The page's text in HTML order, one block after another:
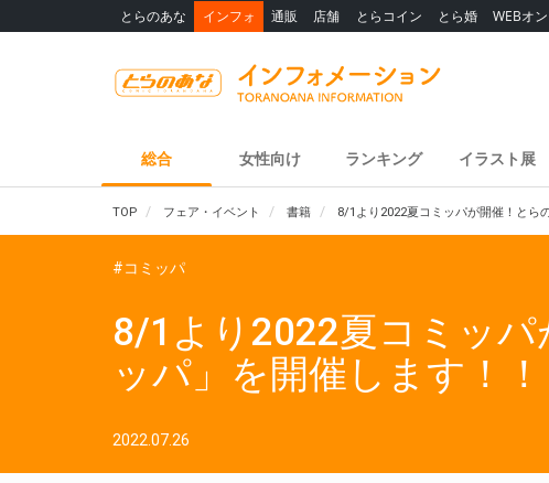
とらのあな インフォ 通販 店舗 とらコイン とら婚 WEBオ
総合 女性向け ランキング イラスト展
TOP フェア・イベント 書籍 8/1より2022夏コミッパが開催！とら
#コミッパ
8/1より2022夏コミッパ
ッパ」を開催します！！
2022.07.26